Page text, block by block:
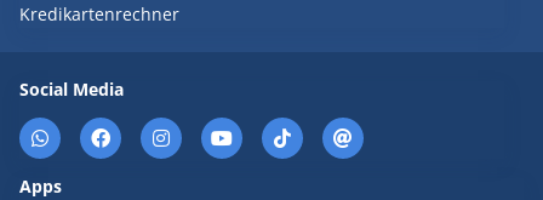
Kredikartenrechner
Social Media
Apps